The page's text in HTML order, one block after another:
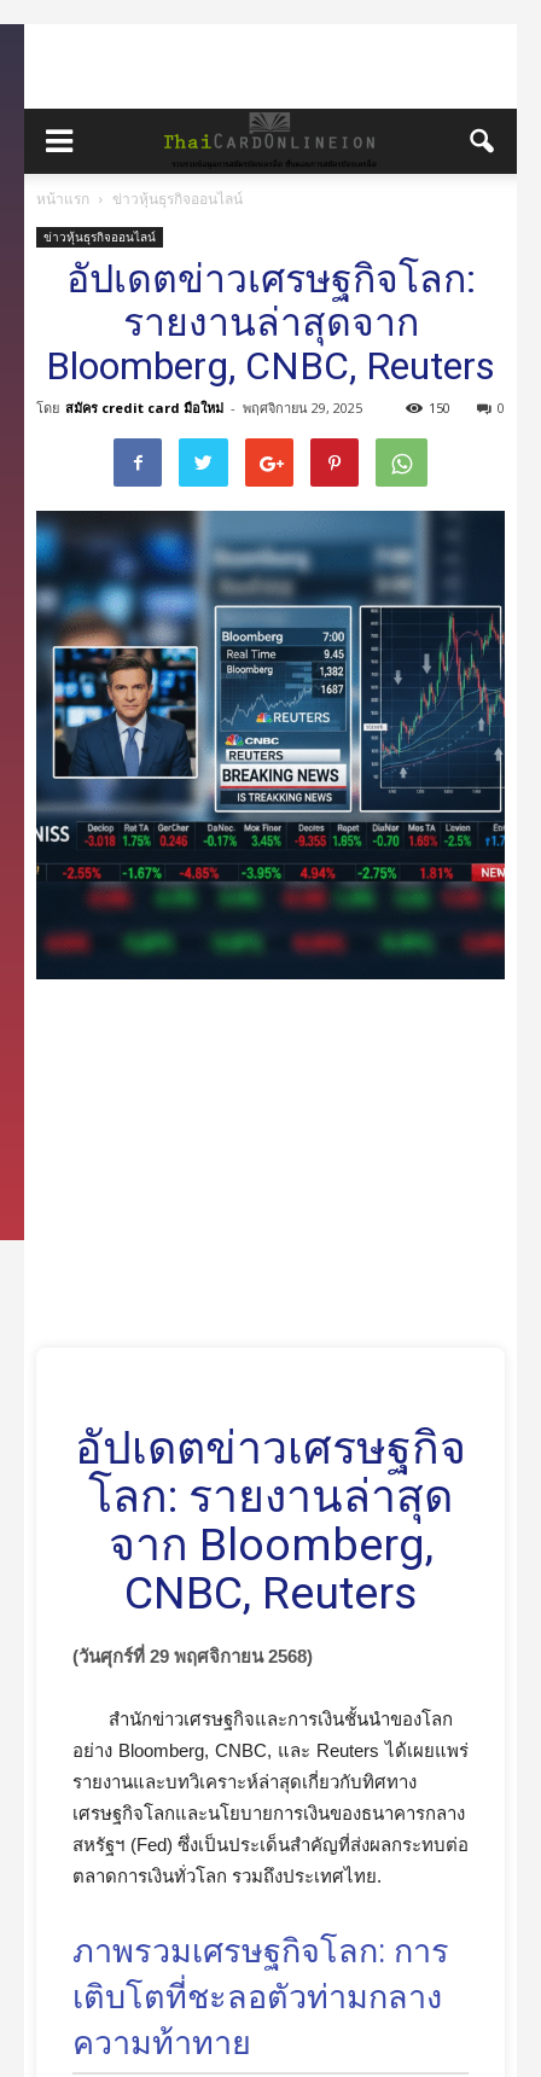
หน้าแรก ข่าวหุ้นธุรกิจออนไลน์
ข่าวหุ้นธุรกิจออนไลน์
อัปเดตข่าวเศรษฐกิจโลก:
รายงานล่าสุดจาก
Bloomberg, CNBC, Reuters
โดย สมัคร credit card มือใหม่ - พฤศจิกายน 29, 2025 0
150
อัปเดตข่าวเศรษฐกิจ
โลก: รายงานล่าสุด
จาก Bloomberg,
CNBC, Reuters
(วันศุกร์ที่ 29 พฤศจิกายน 2568)
สำนักข่าวเศรษฐกิจและการเงินชั้นนำของโลก
อย่าง Bloomberg, CNBC, และ Reuters ได้เผยแพร่
รายงานและบทวิเคราะห์ล่าสุดเกี่ยวกับทิศทาง
เศรษฐกิจโลกและนโยบายการเงินของธนาคารกลาง
สหรัฐฯ (Fed) ซึ่งเป็นประเด็นสำคัญที่ส่งผลกระทบต่อ
ตลาดการเงินทั่วโลก รวมถึงประเทศไทย.
ภาพรวมเศรษฐกิจโลก: การ
เติบโตที่ชะลอตัวท่ามกลาง
ความท้าทาย